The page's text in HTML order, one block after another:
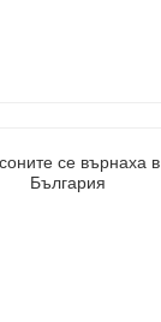
се върнаха в
България